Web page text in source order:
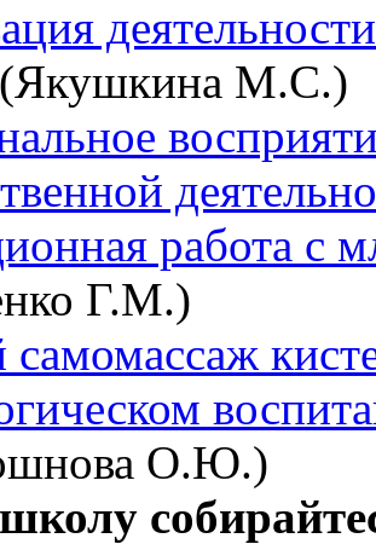
(Якушкина М.С.)
работа с
Г.М.)
самомассаж
О.Ю.)